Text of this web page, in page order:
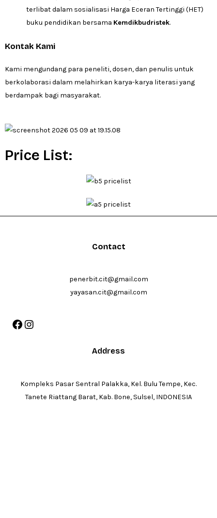
terlibat dalam sosialisasi Harga Eceran Tertinggi (HET)
buku pendidikan bersama Kemdikbudristek.
Kontak Kami
Kami mengundang para peneliti, dosen, dan penulis untuk
berkolaborasi dalam melahirkan karya-karya literasi yang
berdampak bagi masyarakat.
Price List:
Contact
penerbit.cit@gmail.com
yayasan.cit@gmail.com
Address
Kompleks Pasar Sentral Palakka, Kel. Bulu Tempe, Kec.
Tanete Riattang Barat, Kab. Bone, Sulsel, INDONESIA